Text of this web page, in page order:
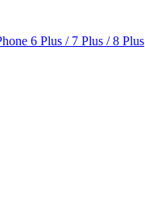
6 Plus / 7 Plus / 8 Plus